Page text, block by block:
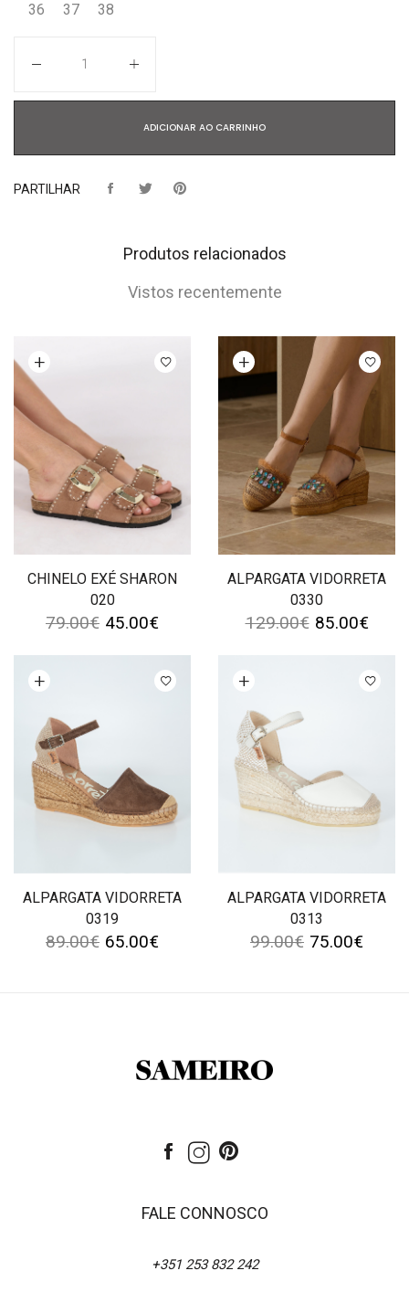
36
37 38
ADICIONAR AO CARRINHO
PARTILHAR
Produtos relacionados
Vistos recentemente
CHINELO EXÉ SHARON
020
opções
79.00€ 45.00€
ALPARGATA VIDORRETA
0330
Ver opções
129.00€ 85.00€
ALPARGATA VIDORRETA
0319
opções
89.00€ 65.00€
ALPARGATA VIDORRETA
0313
Ver opções
99.00€ 75.00€
FALE CONNOSCO
+351 253 832 242